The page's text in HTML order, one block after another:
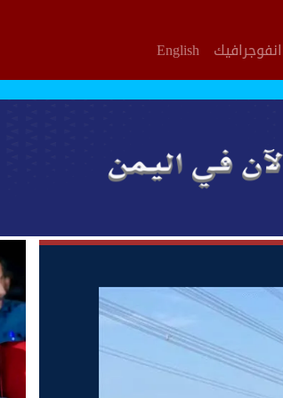
انفوجرافيك English